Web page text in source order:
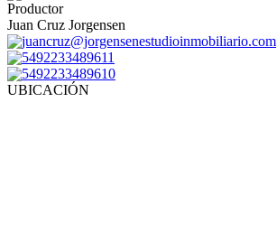
Productor
Juan Cruz Jorgensen
juancruz@jorgensenestudioinmobiliario.com
5492233489611
5492233489610
UBICACIÓN